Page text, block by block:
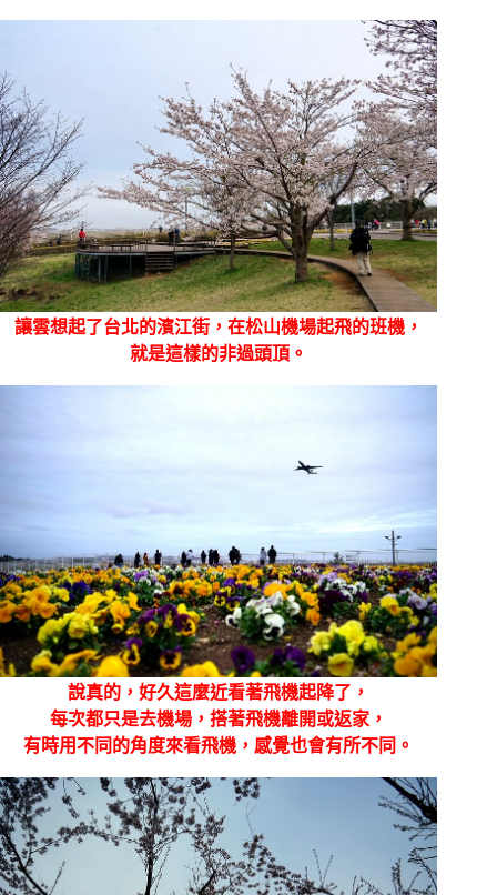
讓雲想起了台北的濱江街，在松山機場起飛的班機，
就是這樣的非過頭頂。
說真的，好久這麼近看著飛機起降了，
每次都只是去機場，搭著飛機離開或返家，
有時用不同的角度來看飛機，感覺也會有所不同。